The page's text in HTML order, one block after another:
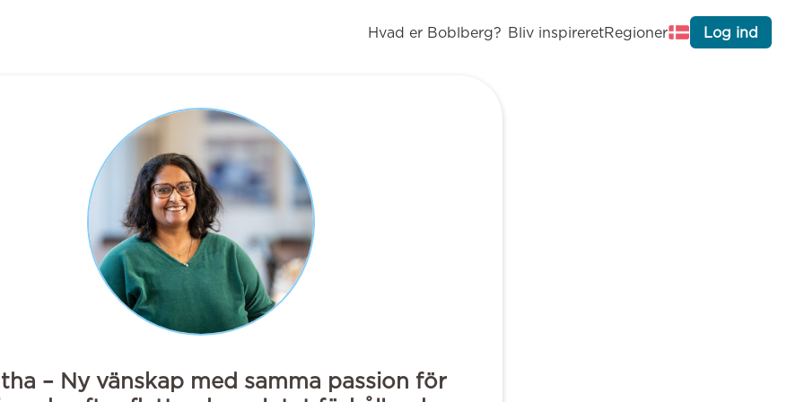
Hvad er Boblberg? Bliv inspireretRegioner Log ind
– Ny vänskap med samma passion för